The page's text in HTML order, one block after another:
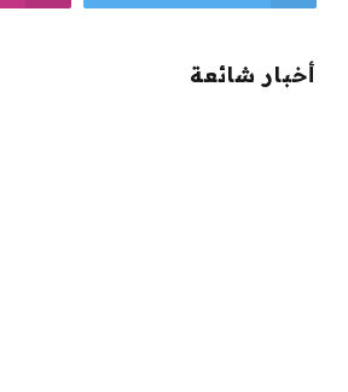
أخبار شائعة